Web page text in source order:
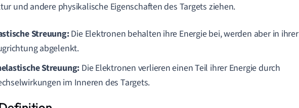
und andere physikalische Eigenschaften des Targets ziehen.
Streuung:Die Elektronen behalten ihre Energie bei, werden aber in ihrer
abgelenkt.
Streuung: Die Elektronen verlieren einen Teil ihrer Energie durch
im Inneren des Targets.